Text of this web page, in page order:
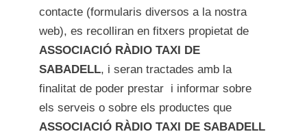
contacte (formularis diversos a la nostra
web), es recolliran en fitxers propietat de
ASSOCIACIÓ RÀDIO TAXI DE
SABADELL, i seran tractades amb la
finalitat de poder prestar i informar sobre
els serveis o sobre els productes que
ASSOCIACIÓ RÀDIO TAXI DE SABADELL